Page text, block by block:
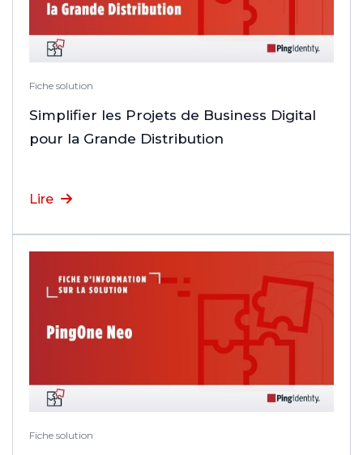
Fiche solution
Simplifier les Projets de Business Digital
pour la Grande Distribution
Lire
Fiche solution